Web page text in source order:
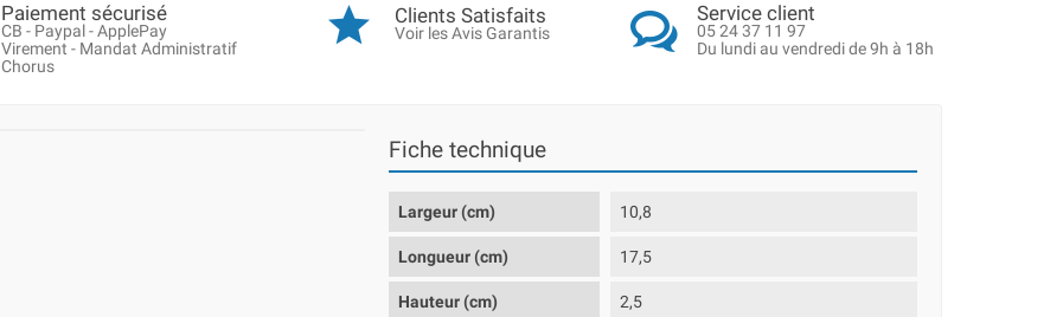
Paiement sécurisé
CB - Paypal - ApplePay
Virement - Mandat Administratif
Chorus
Clients Satisfaits
Voir les Avis Garantis
Service client
05 24 37 11 97
Du lundi au vendredi de 9h à 18h
Fiche technique
Largeur (cm) 10,8
Longueur (cm) 17,5
Hauteur (cm) 2,5